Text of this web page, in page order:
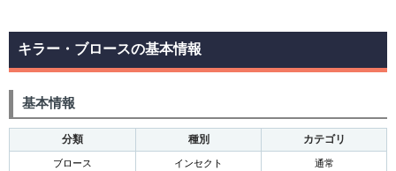
キラー・ブロースの基本情報
基本情報
分類 種別 カテゴリ
ブロース インセクト 通常